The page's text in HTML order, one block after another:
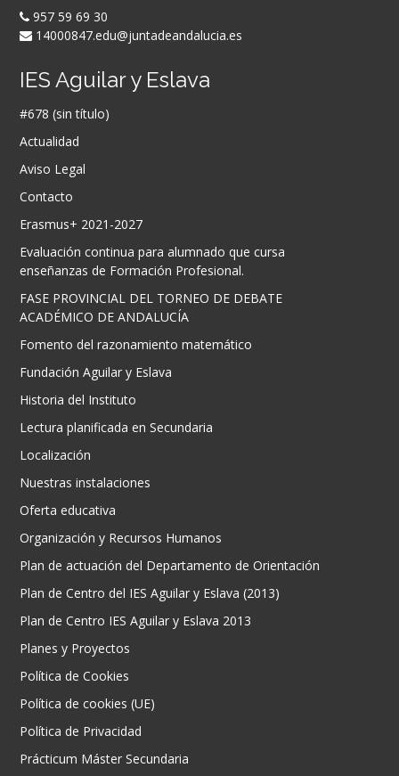
957 59 69 30
14000847.edu@juntadeandalucia.es
IES Aguilar y Eslava
#678 (sin título)
Actualidad
Aviso Legal
Contacto
Erasmus+ 2021-2027
Evaluación continua para alumnado que cursa
enseñanzas de Formación Profesional.
FASE PROVINCIAL DEL TORNEO DE DEBATE
ACADÉMICO DE ANDALUCÍA
Fomento del razonamiento matemático
Fundación Aguilar y Eslava
Historia del Instituto
Lectura planificada en Secundaria
Localización
Nuestras instalaciones
Oferta educativa
Organización y Recursos Humanos
Plan de actuación del Departamento de Orientación
Plan de Centro del IES Aguilar y Eslava (2013)
Plan de Centro IES Aguilar y Eslava 2013
Planes y Proyectos
Política de Cookies
Política de cookies (UE)
Política de Privacidad
Prácticum Máster Secundaria